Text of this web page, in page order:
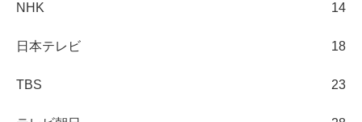
NHK 14
日本テレビ 18
TBS 23